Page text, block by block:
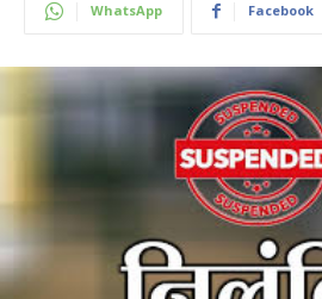
WhatsApp Facebook